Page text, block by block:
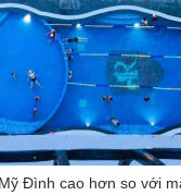
Đình cao hơn so với